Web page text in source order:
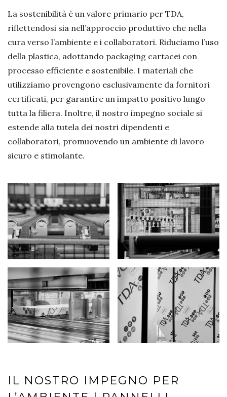
La sostenibilità è un valore primario per TDA,
riflettendosi sia nell’approccio produttivo che nella
cura verso l’ambiente e i collaboratori. Riduciamo l’uso
della plastica, adottando packaging cartacei con
processo efficiente e sostenibile. I materiali che
utilizziamo provengono esclusivamente da fornitori
certificati, per garantire un impatto positivo lungo
tutta la filiera. Inoltre, il nostro impegno sociale si
estende alla tutela dei nostri dipendenti e
collaboratori, promuovendo un ambiente di lavoro
sicuro e stimolante.
IL NOSTRO IMPEGNO PER